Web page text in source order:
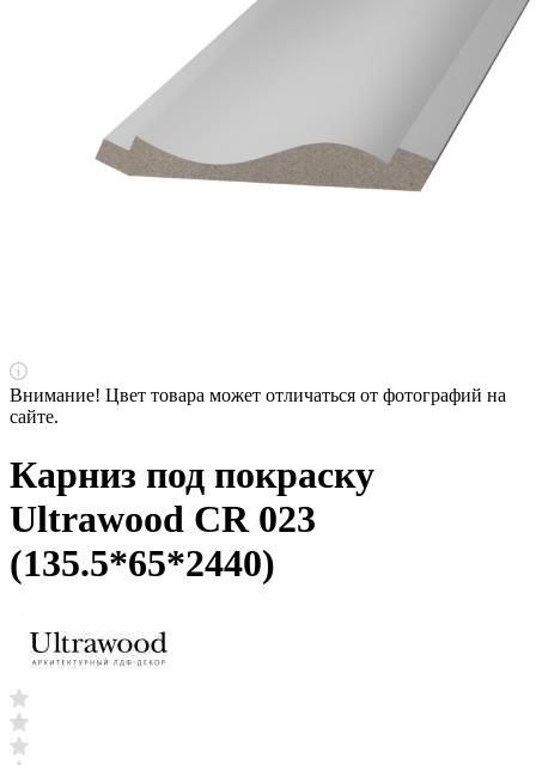
Внимание! Цвет товара может отличаться от фотографий на
сайте.
Карниз под покраску
Ultrawood CR 023
(135.5*65*2440)